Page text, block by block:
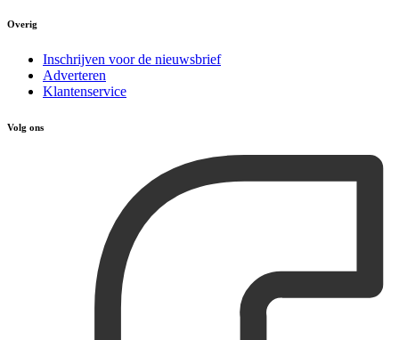
Overig
Inschrijven voor de nieuwsbrief
Adverteren
Klantenservice
Volg ons